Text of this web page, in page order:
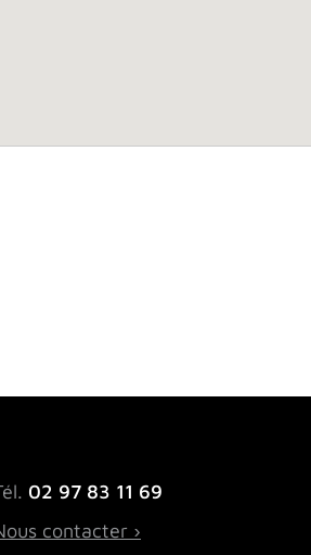
02 97 83 11 69
contacter ›